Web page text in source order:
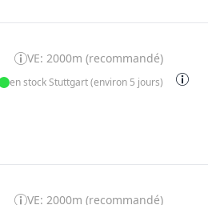
VE: 2000m (recommandé)
en stock Stuttgart (environ 5 jours)
VE: 2000m (recommandé)